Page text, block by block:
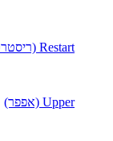
Restart (ריסטרט)
Upper (אפפר)